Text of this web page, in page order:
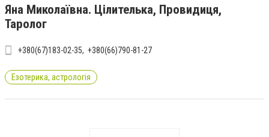
Яна Миколаївна. Цілителька, Провидиця,
Таролог
+380(67)183-02-35 +380(66)790-81-27
Езотерика, астрологія